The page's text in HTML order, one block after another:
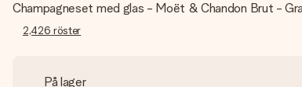
Champagneset med glas - Moët & Chandon Brut -
2,426 röster
På lager